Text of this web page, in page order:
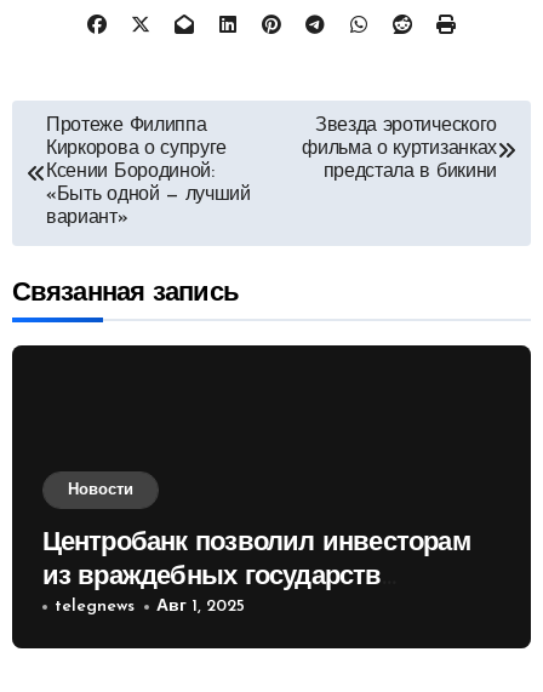
Навигация
по
записям
Протеже Филиппа
Киркорова о супруге
Ксении Бородиной:
«Быть одной — лучший
вариант»
Звезда эротического
фильма о куртизанках
предстала в бикини
Связанная запись
Новости
Центробанк позволил инвесторам
из враждебных государств
приобретать валюту
telegnews Авг 1, 2025